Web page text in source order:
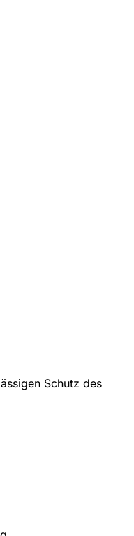
Schutz des